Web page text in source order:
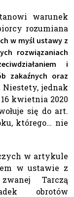
warunek
rozumiana
w myśl ustawy z
rozwiązaniach
i
zakaźnych oraz
Niestety, jednak
kwietnia 2020
się do art.
którego… nie
w artykule
w ustawie z
Tarczą
obrotów